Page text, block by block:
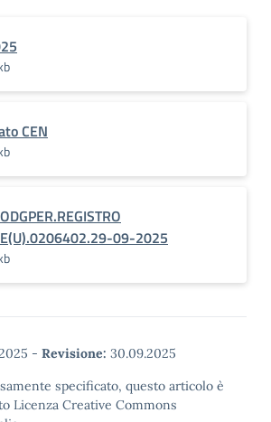
CEN
09-2025
- Revisione: 30.09.2025
specificato, questo articolo è
Licenza Creative Commons